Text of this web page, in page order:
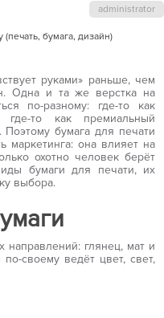
administrator
руками» раньше, чем
Одна и та же верстка на
по-разному: где-то как
где-то как премиальный
Поэтому бумага для печати
маркетинга: она влияет на
охотно человек берёт
бумаги для печати, их
выбора.
направлений: глянец, мат и
своему ведёт цвет, свет,